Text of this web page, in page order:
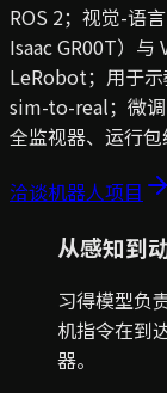
ROS 2；视觉-语
Isaac GR00T）与
LeRobot；用于
sim-to-real；微调
全监视器、运行包
洽谈机器人项目
从感知到
习得模型负
机指令在到
器。